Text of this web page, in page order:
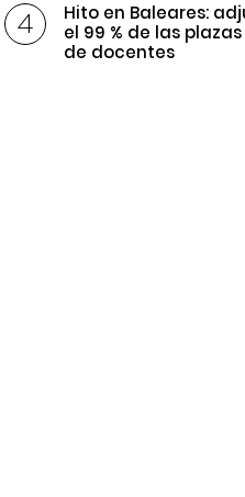
Hito en Baleares:
el 99 % de las
de docentes